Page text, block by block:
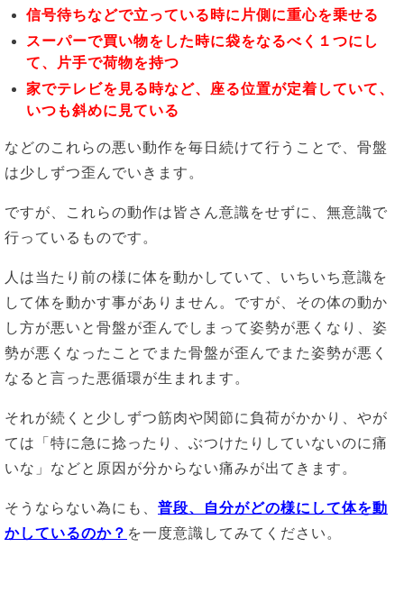
信号待ちなどで立っている時に片側に重心を乗せる
スーパーで買い物をした時に袋をなるべく１つにし
て、片手で荷物を持つ
家でテレビを見る時など、座る位置が定着していて、
いつも斜めに見ている
などのこれらの悪い動作を毎日続けて行うことで、骨盤
は少しずつ歪んでいきます。
ですが、これらの動作は皆さん意識をせずに、無意識で
行っているものです。
人は当たり前の様に体を動かしていて、いちいち意識を
して体を動かす事がありません。ですが、その体の動か
し方が悪いと骨盤が歪んでしまって姿勢が悪くなり、姿
勢が悪くなったことでまた骨盤が歪んでまた姿勢が悪く
なると言った悪循環が生まれます。
それが続くと少しずつ筋肉や関節に負荷がかかり、やが
ては「特に急に捻ったり、ぶつけたりしていないのに痛
いな」などと原因が分からない痛みが出てきます。
そうならない為にも、 普段、自分がどの様にして体を動
かしているのか？ を一度意識してみてください。